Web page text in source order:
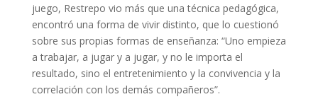
juego, Restrepo vio más que una técnica pedagógica,
encontró una forma de vivir distinto, que lo cuestionó
sobre sus propias formas de enseñanza: “Uno empieza
a trabajar, a jugar y a jugar, y no le importa el
resultado, sino el entretenimiento y la convivencia y la
correlación con los demás compañeros”.